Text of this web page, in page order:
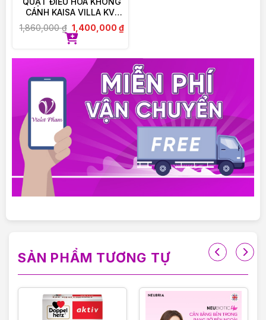
CÁNH KAISA VILLA KV-
QKC6622
1,860,000₫ 1,400,000 ₫
SẢN PHẨM TƯƠNG TỰ